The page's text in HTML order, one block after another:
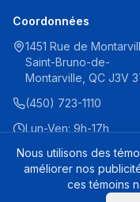
Coordonnées
1451 Rue de
Saint-Bruno-de-
Montarville, QC J3V
(450) 723-1110
Lun-Ven: 9h-17h
Nous utilisons des
améliorer nos
ces témoins